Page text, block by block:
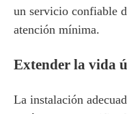
un servicio confiable
atención mínima.
Extender la vida
La instalación